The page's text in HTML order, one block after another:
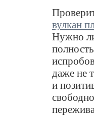
вулкан
Нужно
даже не
и